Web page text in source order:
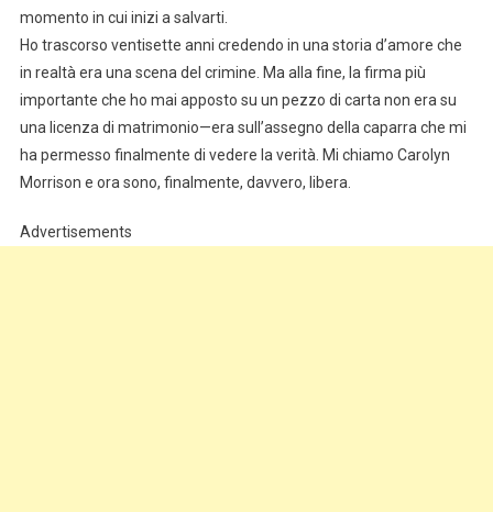
momento in cui inizi a salvarti.
Ho trascorso ventisette anni credendo in una storia d’amore che
in realtà era una scena del crimine. Ma alla fine, la firma più
importante che ho mai apposto su un pezzo di carta non era su
una licenza di matrimonio—era sull’assegno della caparra che mi
ha permesso finalmente di vedere la verità. Mi chiamo Carolyn
Morrison e ora sono, finalmente, davvero, libera.
Advertisements